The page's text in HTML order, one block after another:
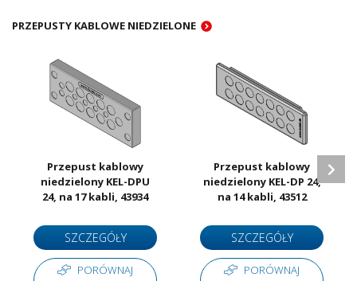
PRZEPUSTY KABLOWE NIEDZIELONE
Przepust kablowy
niedzielony KEL-DPU
24, na 17 kabli, 43934
SZCZEGÓŁY
PORÓWNAJ
Przepust kablowy
niedzielony KEL-DP 24,
na 14 kabli, 43512
SZCZEGÓŁY
PORÓWNAJ